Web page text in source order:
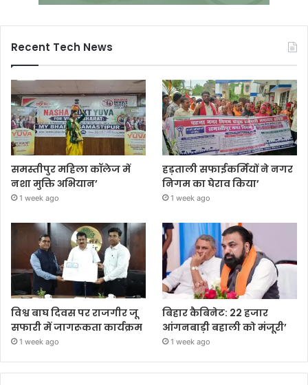
Recent Tech News
समस्तीपुर महिला कॉलेज में
नशा मुक्ति अभियान’
1 week ago
हड़ताली सफाईकर्मियों ने नगर
निगम का घेराव किया’
1 week ago
विश्व बाघ दिवस पर राजगीर जू
सफारी में जागरूकता कार्यक्रम
1 week ago
बिहार कैबिनेट: 22 हजार
आंगनबाड़ी बहाली को मंजूरी’
1 week ago